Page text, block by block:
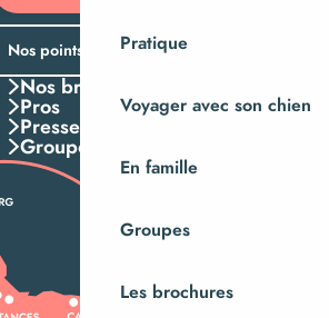
Pratique
Voyager avec son chien
En famille
Groupes
Les brochures
Nos points d’accueil
Nos brochures
Pros
Presse
Groupes